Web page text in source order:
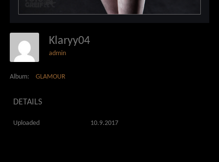
Klaryy04
admin
Album: GLAMOUR
DETAILS
Uploaded 10.9.2017